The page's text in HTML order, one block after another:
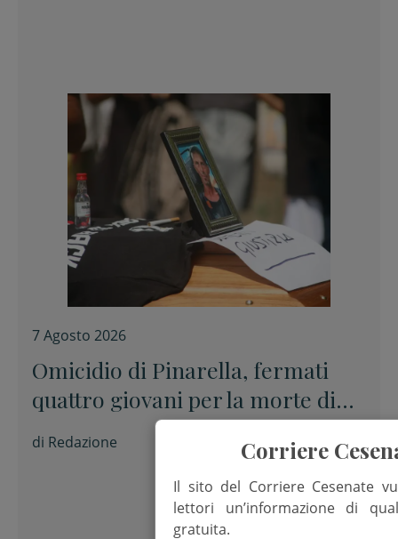
7 Agosto 2026
Omicidio di Pinarella, fermati
quattro giovani per la morte di
Nicola Musiani
di Redazione Corriere
Il sito del Corriere Cesenate
lettori un’informazione di
gratuita.